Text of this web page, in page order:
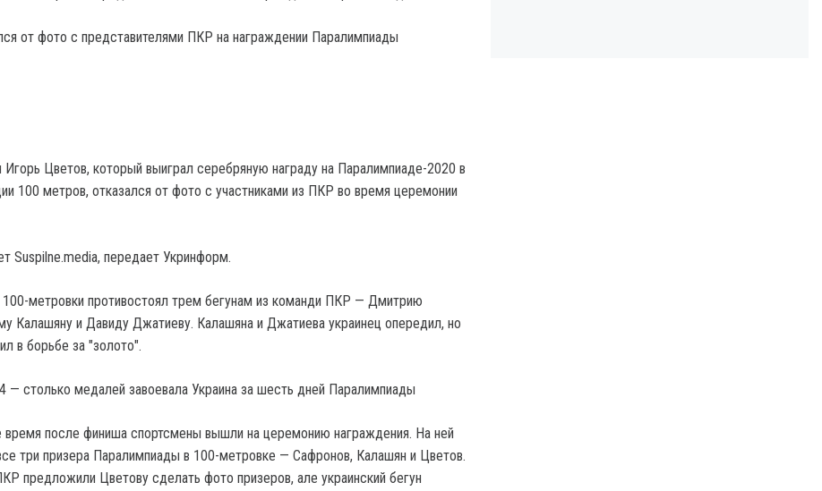
от фото с представителями ПКР на награждении Паралимпиады
Игорь Цветов, который выиграл серебряную награду на Паралимпиаде-2020 в
100 метров, отказался от фото с участниками из ПКР во время церемонии
Suspilne.media, передает Укринформ.
метровки противостоял трем бегунам из команди ПКР — Дмитрию
Калашяну и Давиду Джатиеву. Калашяна и Джатиева украинец опередил, но
в борьбе за "золото".
— столько медалей завоевала Украина за шесть дней Паралимпиады
время после финиша спортсмены вышли на церемонию награждения. На ней
три призера Паралимпиады в 100-метровке — Сафронов, Калашян и Цветов.
предложили Цветову сделать фото призеров, але украинский бегун